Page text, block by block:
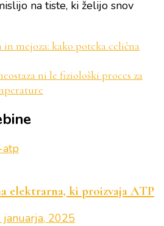
na tiste, ki želijo snov
in mejoza: kako poteka celična
ni le fiziološki proces za
elektrarna, ki proizvaja ATP
januarja, 2025